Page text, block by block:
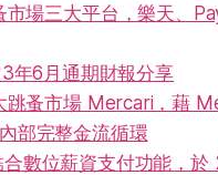
場三大平台，樂天、
年6月通期財報分享
跳蚤市場 Mercari，藉
部完整金流循環
數位薪資支付功能，